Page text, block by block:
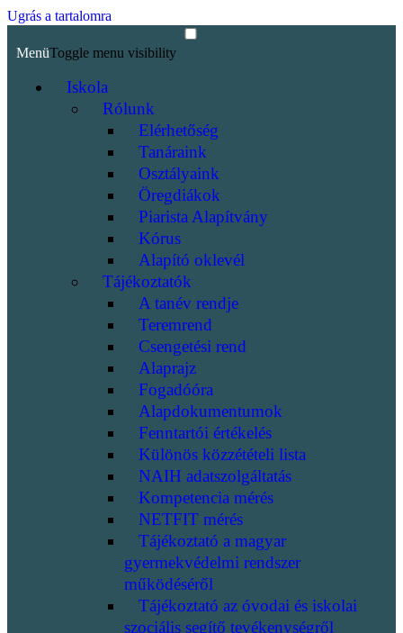
Ugrás a tartalomra
MenüToggle menu visibility
Iskola
Rólunk
Elérhetőség
Tanáraink
Osztályaink
Öregdiákok
Piarista Alapítvány
Kórus
Alapító oklevél
Tájékoztatók
A tanév rendje
Teremrend
Csengetési rend
Alaprajz
Fogadóóra
Alapdokumentumok
Fenntartói értékelés
Különös közzétételi lista
NAIH adatszolgáltatás
Kompetencia mérés
NETFIT mérés
Tájékoztató a magyar
gyermekvédelmi rendszer
működéséről
Tájékoztató az óvodai és iskolai
szociális segítő tevékenységről